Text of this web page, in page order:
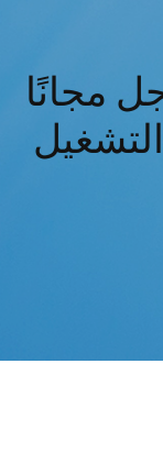
مجانًا